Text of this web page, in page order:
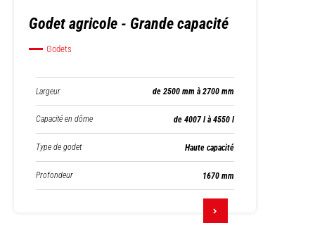
Godet agricole - Grande capacité
Godets
Largeur de 2500 mm à 2700 mm
Capacité en dôme de 4007 l à 4550 l
Type de godet Haute capacité
Profondeur 1670 mm